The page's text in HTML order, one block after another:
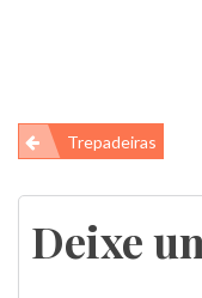
Navegação
de
Post
Trepadeiras
Deixe